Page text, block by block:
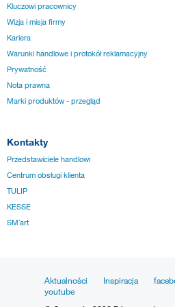
Kluczowi pracownicy
Wizja i misja firmy
Kariera
Warunki handlowe i protokół reklamacyjny
Prywatność
Nota prawna
Marki produktów - przegląd
Kontakty
Przedstawiciele handlowi
Centrum obsługi klienta
TULIP
KESSE
SM´art
Aktualności Inspiracja
youtube